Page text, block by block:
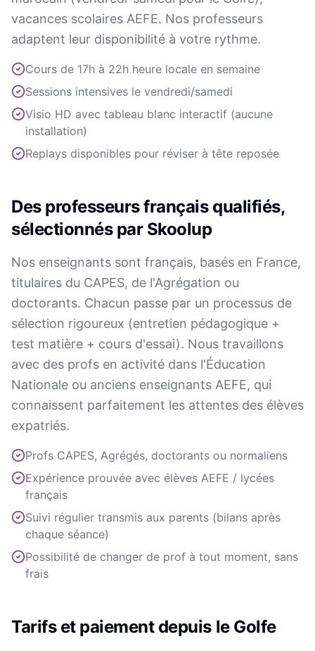
vacances scolaires AEFE. Nos professeurs
adaptent leur disponibilité à votre rythme.
Cours de 17h à 22h heure locale en semaine
Sessions intensives le vendredi/samedi
Visio HD avec tableau blanc interactif (aucune
installation)
Replays disponibles pour réviser à tête reposée
Des professeurs français qualifiés,
sélectionnés par Skoolup
Nos enseignants sont français, basés en France,
titulaires du CAPES, de l'Agrégation ou
doctorants. Chacun passe par un processus de
sélection rigoureux (entretien pédagogique +
test matière + cours d'essai). Nous travaillons
avec des profs en activité dans l'Éducation
Nationale ou anciens enseignants AEFE, qui
connaissent parfaitement les attentes des élèves
expatriés.
Profs CAPES, Agrégés, doctorants ou normaliens
Expérience prouvée avec élèves AEFE / lycées
français
Suivi régulier transmis aux parents (bilans après
chaque séance)
Possibilité de changer de prof à tout moment, sans
frais
Tarifs et paiement depuis le Golfe